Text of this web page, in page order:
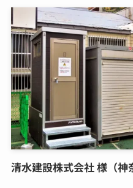
清水建設株式会社 様（神